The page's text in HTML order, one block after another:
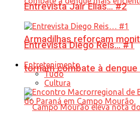
Armadilhas reforçam
tornam combate à
Entrevista Jair Elias… #2
Entrevista Diego Reis… #1
Entretenimento
Tudo
Cultura